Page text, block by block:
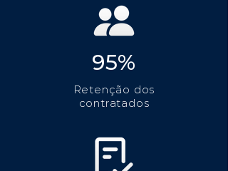
95%
Retenção dos
contratados